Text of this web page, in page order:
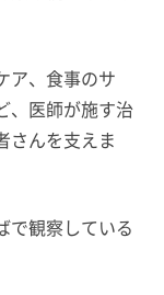
ア、食事のサ
、医師が施す治
さんを支えま
で観察している